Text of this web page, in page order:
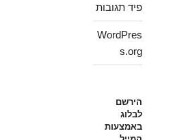
פיד תגובות
WordPres
s.org
הירשם
לבלוג
באמצעות